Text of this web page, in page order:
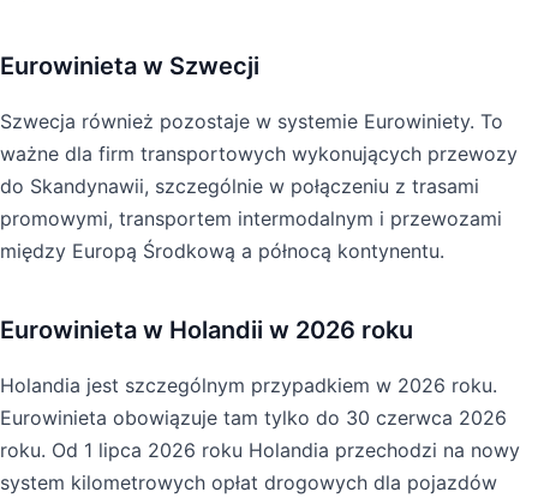
Eurowinieta w Szwecji
Szwecja również pozostaje w systemie Eurowiniety. To
ważne dla firm transportowych wykonujących przewozy
do Skandynawii, szczególnie w połączeniu z trasami
promowymi, transportem intermodalnym i przewozami
między Europą Środkową a północą kontynentu.
Eurowinieta w Holandii w 2026 roku
Holandia jest szczególnym przypadkiem w 2026 roku.
Eurowinieta obowiązuje tam tylko do 30 czerwca 2026
roku. Od 1 lipca 2026 roku Holandia przechodzi na nowy
system kilometrowych opłat drogowych dla pojazdów